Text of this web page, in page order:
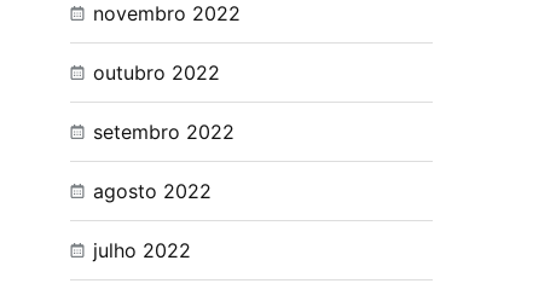
novembro 2022
outubro 2022
setembro 2022
agosto 2022
julho 2022